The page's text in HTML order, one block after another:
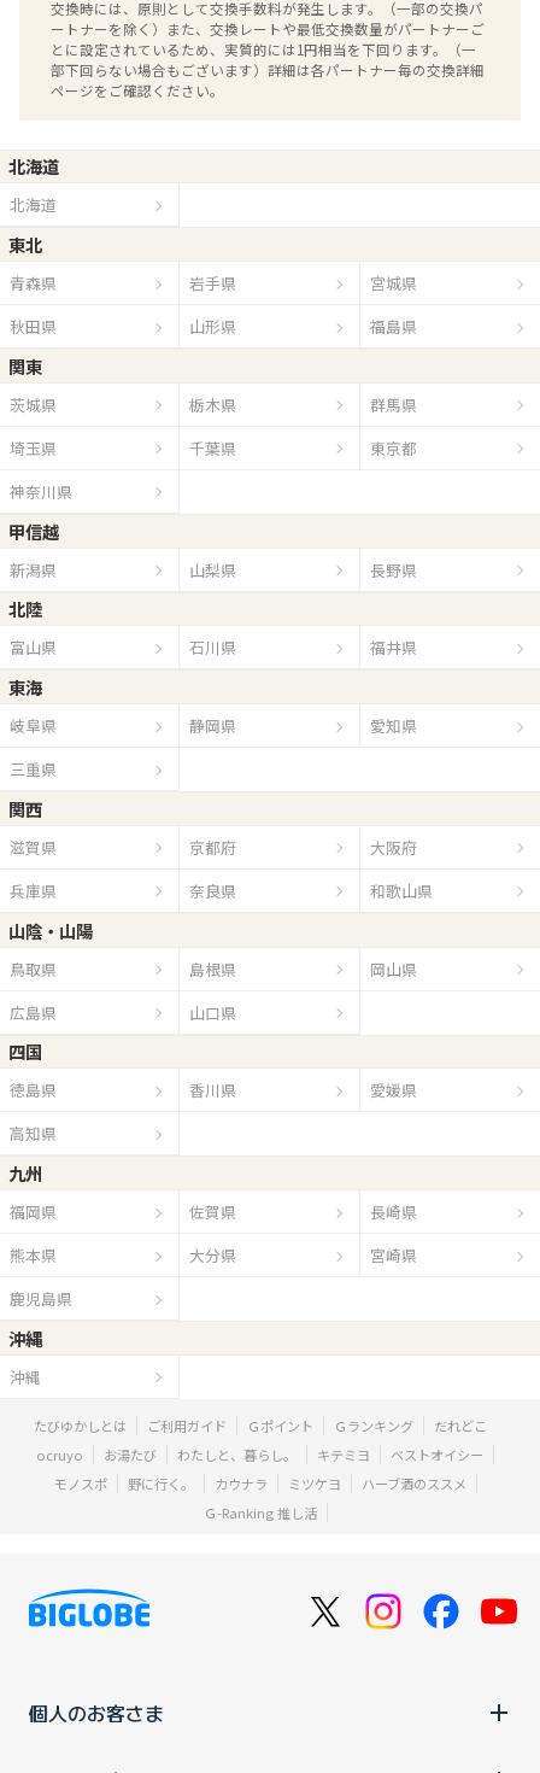
交換時には、原則として交換手数料が発生します。（一部の交換パ
ートナーを除く）また、交換レートや最低交換数量がパートナーご
とに設定されているため、実質的には1円相当を下回ります。（一
部下回らない場合もございます）詳細は各パートナー毎の交換詳細
ページをご確認ください。
北海道
北海道
東北
青森県 岩手県
宮城県
秋田県
山形県 福島県
関東
茨城県 栃木県
群馬県
埼玉県
千葉県
東京都
神奈川県
甲信越
新潟県 山梨県 長野県
北陸
富山県 石川県 福井県
東海
岐阜県 静岡県
愛知県
三重県
関西
滋賀県 京都府
大阪府
兵庫県
奈良県 和歌山県
山陰・山陽
鳥取県 島根県
岡山県
広島県
山口県
四国
徳島県 香川県
愛媛県
高知県
九州
福岡県 佐賀県
長崎県
熊本県
大分県
宮崎県
鹿児島県
沖縄
沖縄
たびゆかしとは ご利用ガイド Ｇポイント Ｇランキング
だれどこ
ocruyo
お湯たび わたしと、暮らし。 キテミヨ
ベストオイシー
モノスポ
野に行く。 カウナラ ミツケヨ
ハーブ酒のススメ
Ｇ-Ranking 推し活
個人のお客さま